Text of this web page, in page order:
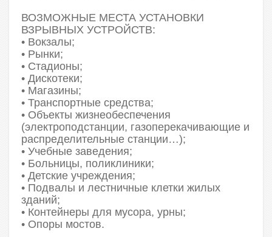
ВОЗМОЖНЫЕ МЕСТА УСТАНОВКИ
ВЗРЫВНЫХ УСТРОЙСТВ:
• Вокзалы;
• Рынки;
• Стадионы;
• Дискотеки;
• Магазины;
• Транспортные средства;
• Объекты жизнеобеспечения
(электроподстанции, газоперекачивающие и
распределительные станции…);
• Учебные заведения;
• Больницы, поликлиники;
• Детские учреждения;
• Подвалы и лестничные клетки жилых
зданий;
• Контейнеры для мусора, урны;
• Опоры мостов.